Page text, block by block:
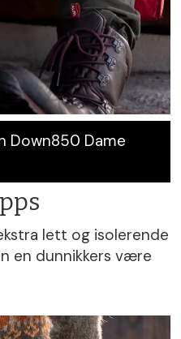
kan disponere for
Down850 Dame
lett og isolerende
en dunnikkers være